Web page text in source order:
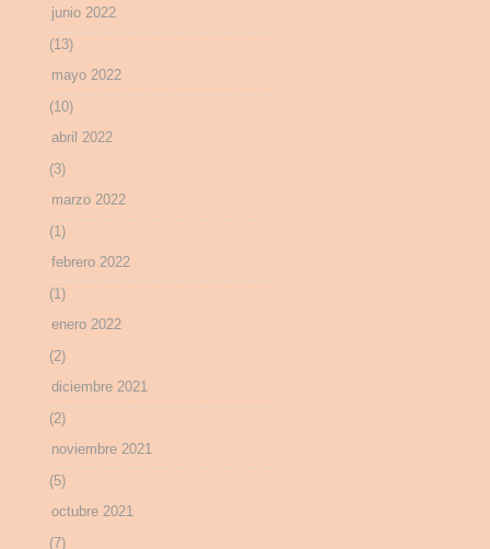
junio 2022
(13)
mayo 2022
(10)
abril 2022
(3)
marzo 2022
(1)
febrero 2022
(1)
enero 2022
(2)
diciembre 2021
(2)
noviembre 2021
(5)
octubre 2021
(7)